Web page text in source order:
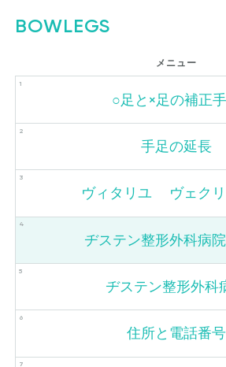
BOWLEGS
メニュー
○足と×足の補正
手足の延長
ヴィタリユ ヴェク
ヂステン整形外科病
ヂステン整形外科
住所と電話番号